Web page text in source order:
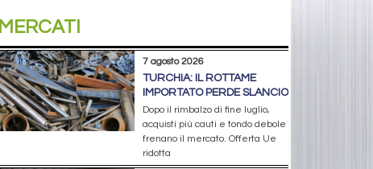
MERCATI
7 agosto 2026
TURCHIA: IL ROTTAME
IMPORTATO PERDE SLANCIO
Dopo il rimbalzo di fine luglio,
acquisti più cauti e tondo debole
frenano il mercato. Offerta Ue
ridotta